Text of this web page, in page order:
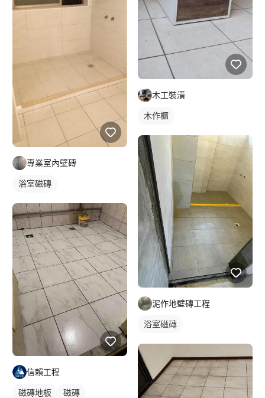
專業室內壁磚
浴室磁磚
信賴工程
磁磚地板 磁磚
木工裝潢
木作櫃
泥作地壁磚工程
浴室磁磚